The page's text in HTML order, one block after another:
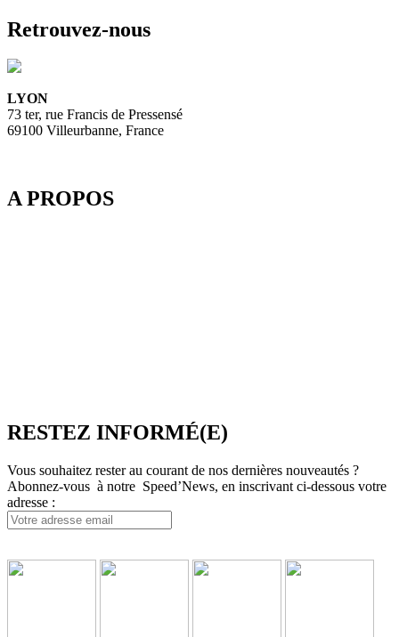
Retrouvez-nous
LYON
73 ter, rue Francis de Pressensé
69100 Villeurbanne, France
A PROPOS
RESTEZ INFORMÉ(E)
Vous souhaitez rester au courant de nos dernières nouveautés ?
Abonnez-vous à notre Speed’News, en inscrivant ci-dessous votre
adresse :